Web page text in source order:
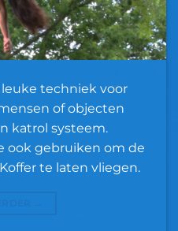
techniek voor
of objecten
katrol systeem.
ook gebruiken om de
te laten vliegen.